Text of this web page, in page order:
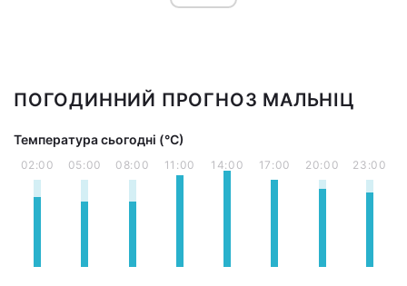
ПОГОДИННИЙ ПРОГНОЗ МАЛЬНІЦ
Температура сьогодні (°С)
02:00 05:00 08:00 11:00 14:00 17:00 20:00 23:00